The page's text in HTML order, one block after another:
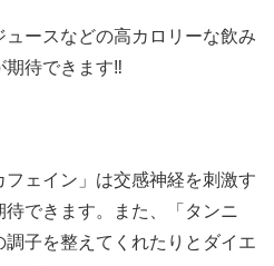
ースなどの高カロリーな飲み
待できます‼︎
フェイン」は交感神経を刺激す
できます。また、「タンニ
子を整えてくれたりとダイエ